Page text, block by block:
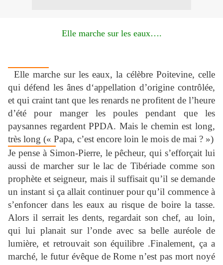
Elle marche sur les eaux….
Elle marche sur les eaux, la célèbre Poitevine, celle
qui défend les ânes d‘appellation d’origine contrôlée,
et qui craint tant que les renards ne profitent de l’heure
d’été pour manger les poules pendant que les
paysannes regardent PPDA. Mais le chemin est long,
très long (« Papa, c’est encore loin le mois de mai ? »)
Je pense à Simon-Pierre, le pêcheur, qui s’efforçait lui
aussi de marcher sur le lac de Tibériade comme son
prophète et seigneur, mais il suffisait qu’il se demande
un instant si ça allait continuer pour qu’il commence à
s’enfoncer dans les eaux au risque de boire la tasse.
Alors il serrait les dents, regardait son chef, au loin,
qui lui planait sur l’onde avec sa belle auréole de
lumière, et retrouvait son équilibre .Finalement, ça a
marché, le futur évêque de Rome n’est pas mort noyé